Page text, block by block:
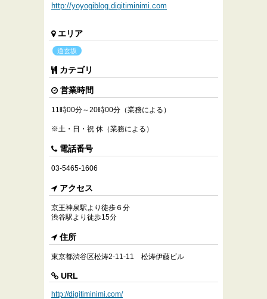
http://yoyogiblog.digitiminimi.com
エリア
道玄坂
カテゴリ
営業時間
11時00分～20時00分（業務による）
※土・日・祝 休（業務による）
電話番号
03-5465-1606
アクセス
京王神泉駅より徒歩６分
渋谷駅より徒歩15分
住所
東京都渋谷区松涛2-11-11 松涛伊藤ビル
URL
http://digitiminimi.com/